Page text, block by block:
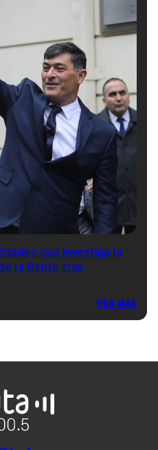
que investiga la
la Gente tras
VER MÁS